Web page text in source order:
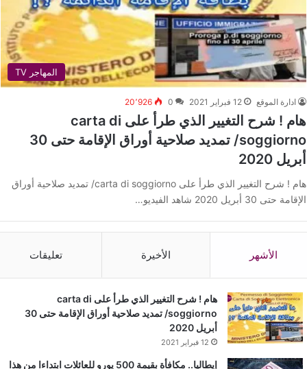
المهاجر TV
ادارة الموقع 12 فبراير 2021 0 20٬926
هام ! شرح التغيير الذي طرأ على carta di
soggiorno/ تمديد صلاحية أوراق الإقامة حتى 30
أبريل 2020
هام ! شرح التغيير الذي طرأ على carta di soggiorno/ تمديد صلاحية أوراق
الإقامة حتى 30 أبريل 2020 شاهد الفيديو…
الأشهر الأخيرة تعليقات
هام ! شرح التغيير الذي طرأ على carta di
soggiorno/ تمديد صلاحية أوراق الإقامة حتى 30
أبريل 2020
12 فبراير 2021
إيطاليا.. مكافأة بقيمة 500 يورو للعائلات ابتداءا من هذا